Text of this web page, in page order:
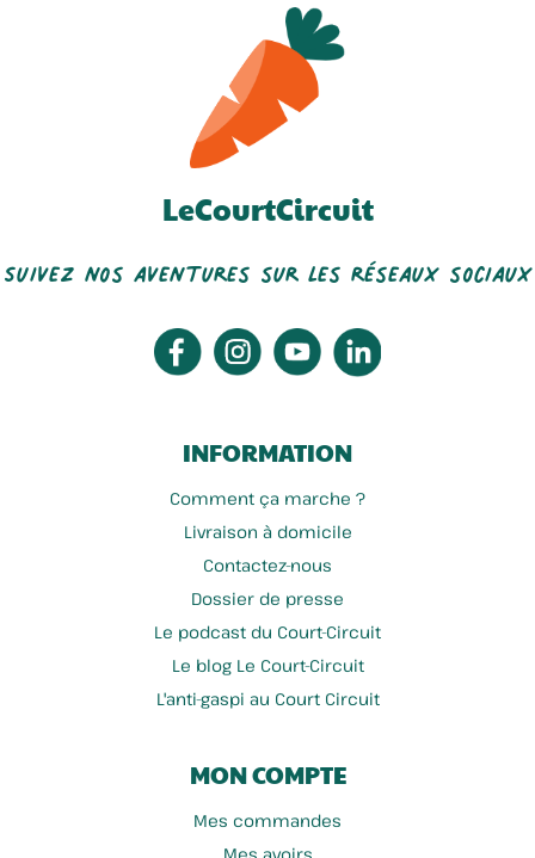
Dhainne Sébastien
LeCourtCircuit
Suivez nos aventures sur les réseaux sociaux
INFORMATION
Comment ça marche ?
Livraison à domicile
Contactez-nous
Dossier de presse
Le podcast du Court-Circuit
Le blog Le Court-Circuit
L'anti-gaspi au Court Circuit
MON COMPTE
Mes commandes
Mes avoirs